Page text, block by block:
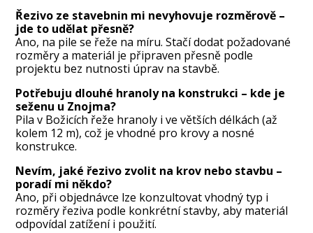
Řezivo ze stavebnin mi nevyhovuje rozměrově –
jde to udělat přesně?
Ano, na pile se řeže na míru. Stačí dodat požadované
rozměry a materiál je připraven přesně podle
projektu bez nutnosti úprav na stavbě.
Potřebuju dlouhé hranoly na konstrukci – kde je
seženu u Znojma?
Pila v Božicích řeže hranoly i ve větších délkách (až
kolem 12 m), což je vhodné pro krovy a nosné
konstrukce.
Nevím, jaké řezivo zvolit na krov nebo stavbu –
poradí mi někdo?
Ano, při objednávce lze konzultovat vhodný typ i
rozměry řeziva podle konkrétní stavby, aby materiál
odpovídal zatížení i použití.